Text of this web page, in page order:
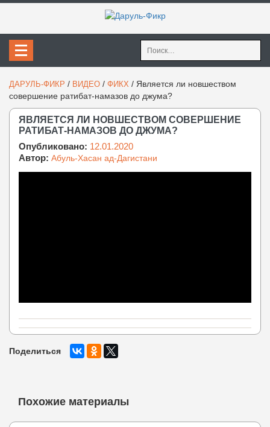
Найти:
ДАРУЛЬ-ФИКР / ВИДЕО / ФИКХ / Является ли новшеством
совершение ратибат-намазов до джума?
ЯВЛЯЕТСЯ ЛИ НОВШЕСТВОМ СОВЕРШЕНИЕ
РАТИБАТ-НАМАЗОВ ДО ДЖУМА?
Опубликовано: 12.01.2020
Автор: Абуль-Хасан ад-Дагистани
Поделиться
Похожие материалы